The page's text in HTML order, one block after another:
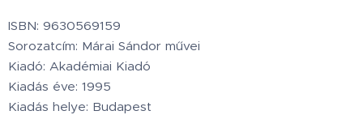
ISBN: 9630569159
Sorozatcím: Márai Sándor művei
Kiadó: Akadémiai Kiadó
Kiadás éve: 1995
Kiadás helye: Budapest